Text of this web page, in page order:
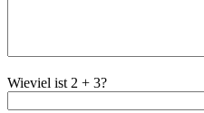
Wieviel ist 2 + 3?